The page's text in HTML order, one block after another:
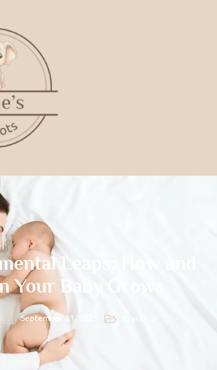
Leaps: How and
Your Baby Grows
September 21, 2025